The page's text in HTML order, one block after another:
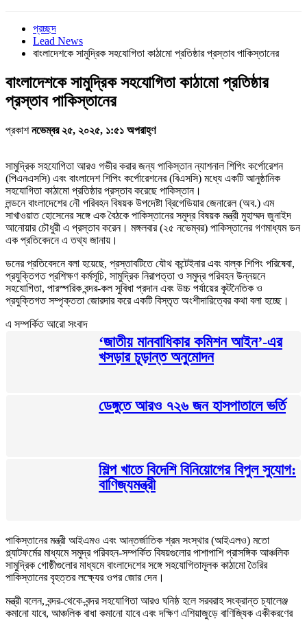
প্রচ্ছদ
Lead News
বাংলাদেশকে সামুদ্রিক সহযোগিতা কাঠামো প্রতিষ্ঠার প্রস্তাব পাকিস্তানের
বাংলাদেশকে সামুদ্রিক সহযোগিতা কাঠামো প্রতিষ্ঠার
প্রস্তাব পাকিস্তানের
প্রকাশনভেম্বর ২৫, ২০২৫, ১:৫১ অপরাহ্ণ
সামুদ্রিক সহযোগিতা আরও গভীর করার জন্য পাকিস্তান ন্যাশনাল শিপিং কর্পোরেশন
(পিএনএসসি) এবং বাংলাদেশ শিপিং কর্পোরেশনের (বিএসসি) মধ্যে একটি আনুষ্ঠানিক
সহযোগিতা কাঠামো প্রতিষ্ঠার প্রস্তাব করেছে পাকিস্তান।
লন্ডনে বাংলাদেশের নৌ পরিবহন বিষয়ক উপদেষ্টা ব্রিগেডিয়ার জেনারেল (অব.) এম
সাখাওয়াত হোসেনের সঙ্গে এক বৈঠকে পাকিস্তানের সমুদ্র বিষয়ক মন্ত্রী মুহাম্মদ জুনাইদ
আনোয়ার চৌধুরী এ প্রস্তাব করেন। মঙ্গলবার (২৫ নভেম্বর) পাকিস্তানের গণমাধ্যম ডন
এক প্রতিবেদনে এ তথ্য জানায়।
ডনের প্রতিবেদনে বলা হয়েছে, প্রস্তাবটিতে যৌথ কন্টেইনার এবং বাল্ক শিপিং পরিষেবা,
প্রযুক্তিগত প্রশিক্ষণ কর্মসূচি, সামুদ্রিক নিরাপত্তা ও সমুদ্র পরিবহন উন্নয়নে
সহযোগিতা, পারস্পরিক বন্দর-কল সুবিধা প্রদান এবং উচ্চ পর্যায়ের কূটনৈতিক ও
প্রযুক্তিগত সম্পৃক্ততা জোরদার করে একটি বিস্তৃত অংশীদারিত্বের কথা বলা হচ্ছে।
এ সম্পর্কিত আরো সংবাদ
‘জাতীয় মানবাধিকার কমিশন আইন’-এর
খসড়ার চূড়ান্ত অনুমোদন
ডেঙ্গুতে আরও ৭২৬ জন হাসপাতালে ভর্তি
শিল্প খাতে বিদেশি বিনিয়োগের বিপুল সুযোগ:
বাণিজ্যমন্ত্রী
পাকিস্তানের মন্ত্রী আইএমও এবং আন্তর্জাতিক শ্রম সংস্থার (আইএলও) মতো
প্ল্যাটফর্মের মাধ্যমে সমুদ্র পরিবহন-সম্পর্কিত বিষয়গুলোর পাশাপাশি প্রাসঙ্গিক আঞ্চলিক
সামুদ্রিক গোষ্ঠীগুলোর মাধ্যমে বাংলাদেশের সঙ্গে সহযোগিতামূলক কাঠামো তৈরির
পাকিস্তানের বৃহত্তর লক্ষ্যের ওপর জোর দেন।
মন্ত্রী বলেন, বন্দর-থেকে-বন্দর সহযোগিতা আরও ঘনিষ্ঠ হলে সরবরাহ সংক্রান্ত চ্যালেঞ্জ
কমানো যাবে, আঞ্চলিক বাধা কমানো যাবে এবং দক্ষিণ এশিয়াজুড়ে বাণিজ্যিক একীকরণের